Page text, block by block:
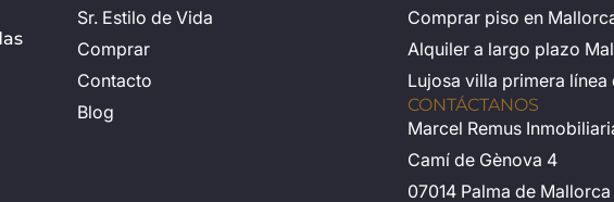
Sr. Estilo de Vida
Comprar
Contacto
Blog
Comprar piso en
Alquiler a largo plazo
Lujosa villa primera
CONTÁCTANOS
Marcel Remus
Camí de Gènova 4
07014 Palma de Mallorca